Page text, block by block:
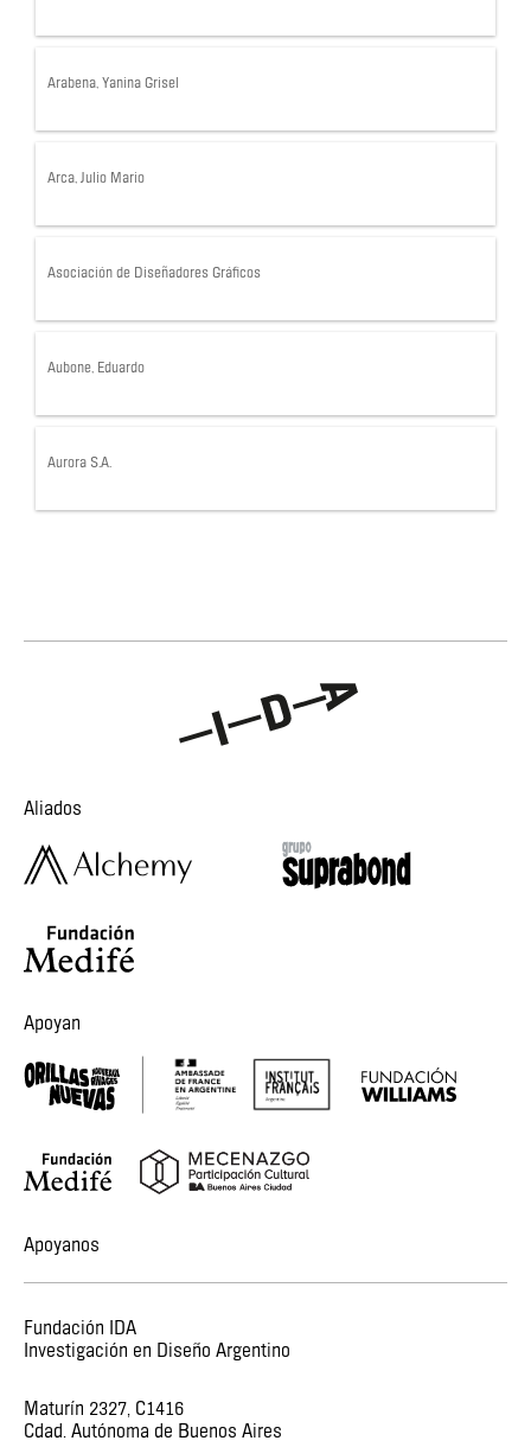
Arabena, Yanina Grisel
Arca, Julio Mario
Asociación de Diseñadores Gráficos
Aubone, Eduardo
Aurora S.A.
Aliados
Apoyan
Apoyanos
Fundación IDA
Investigación en Diseño Argentino
Maturín 2327, C1416
Cdad. Autónoma de Buenos Aires